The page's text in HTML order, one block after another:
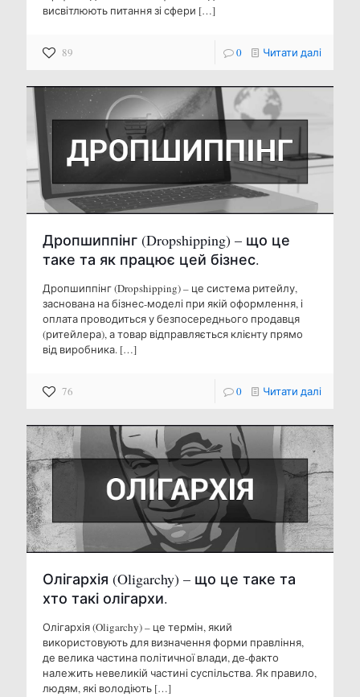
висвітлюють питання зі сфери […]
89 0 Читати далі
Дропшиппінг (Dropshipping) – що це
таке та як працює цей бізнес.
Дропшиппінг (Dropshipping) – це система ритейлу,
заснована на бізнес-моделі при якій оформлення, і
оплата проводиться у безпосереднього продавця
(ритейлера), а товар відправляється клієнту прямо
від виробника. […]
76 0 Читати далі
Олігархія (Oligarchy) – що це таке та
хто такі олігархи.
Олігархія (Oligarchy) – це термін, який
використовують для визначення форми правління,
де велика частина політичної влади, де-факто
належить невеликій частині суспільства. Як правило,
людям, які володіють […]